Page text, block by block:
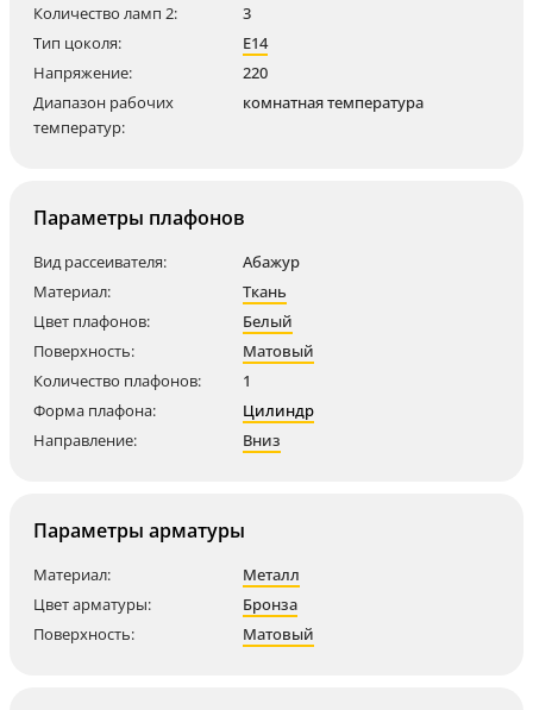
Количество ламп 2:
3
Тип цоколя:
E14
Напряжение:
220
Диапазон рабочих
температур:
комнатная температура
Параметры плафонов
Вид рассеивателя:
Абажур
Материал:
Ткань
Цвет плафонов:
Белый
Поверхность:
Матовый
Количество плафонов:
1
Форма плафона:
Цилиндр
Направление:
Вниз
Параметры арматуры
Материал:
Металл
Цвет арматуры:
Бронза
Поверхность:
Матовый